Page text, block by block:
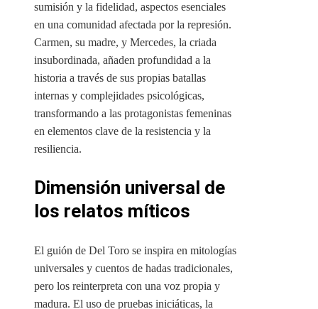
sumisión y la fidelidad, aspectos esenciales
en una comunidad afectada por la represión.
Carmen, su madre, y Mercedes, la criada
insubordinada, añaden profundidad a la
historia a través de sus propias batallas
internas y complejidades psicológicas,
transformando a las protagonistas femeninas
en elementos clave de la resistencia y la
resiliencia.
Dimensión universal de
los relatos míticos
El guión de Del Toro se inspira en mitologías
universales y cuentos de hadas tradicionales,
pero los reinterpreta con una voz propia y
madura. El uso de pruebas iniciáticas, la